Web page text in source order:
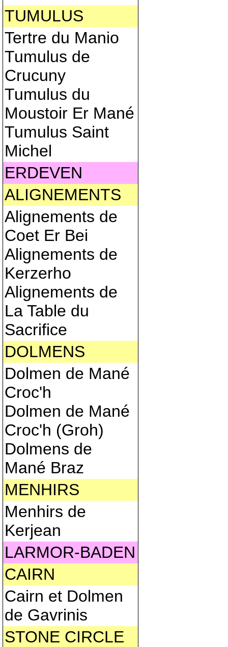
TUMULUS
Tertre du Manio
Tumulus de
Crucuny
Tumulus du
Moustoir Er Mané
Tumulus Saint
Michel
ERDEVEN
ALIGNEMENTS
Alignements de
Coet Er Bei
Alignements de
Kerzerho
Alignements de
La Table du
Sacrifice
DOLMENS
Dolmen de Mané
Croc'h
Dolmen de Mané
Croc'h (Groh)
Dolmens de
Mané Braz
MENHIRS
Menhirs de
Kerjean
LARMOR-BADEN
CAIRN
Cairn et Dolmen
de Gavrinis
STONE CIRCLE